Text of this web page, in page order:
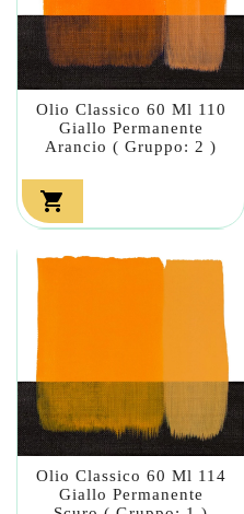
Olio Classico 60 Ml 110
Giallo Permanente
Arancio ( Gruppo: 2 )

Olio Classico 60 Ml 114
Giallo Permanente